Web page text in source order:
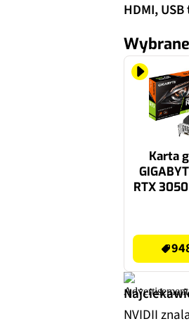
HDMI,
Karta
RTX
NVIDII